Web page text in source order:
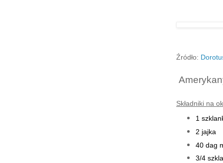
Źródło:
Składniki na
1
2 jajka
40 dag
3/4